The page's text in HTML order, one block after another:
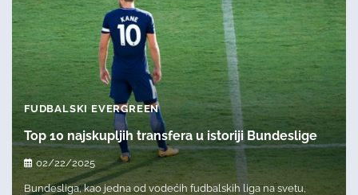
FUDBALSKI EVERGREEN
Top 10 najskupljih transfera u istoriji Bundeslige
02/22/2025
Bundesliga, kao jedna od vodećih fudbalskih liga na svetu,